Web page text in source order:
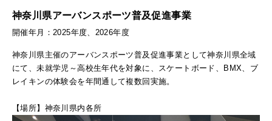
神奈川県アーバンスポーツ普及促進事業
開催年月：2025年度、2026年度
神奈川県主催のアーバンスポーツ普及促進事業として神奈川県全域
にて、未就学児～高校生年代を対象に、スケートボード、BMX、ブ
レイキンの体験会を年間通して複数回実施。
【場所】神奈川県内各所